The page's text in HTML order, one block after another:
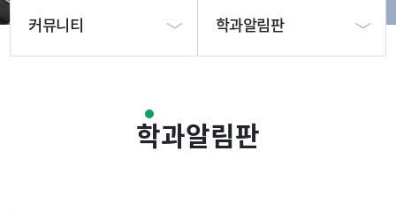
커뮤니티 학과알림판
과동아리 활동
학과알림판